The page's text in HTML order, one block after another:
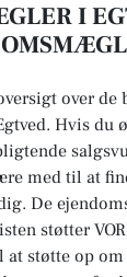
I
over de
Hvis du
med til at
De
støtter
at støtte op